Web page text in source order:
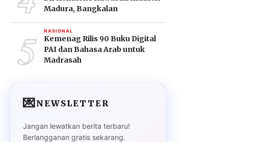
Madura, Bangkalan
5 NASIONAL
Kemenag Rilis 90 Buku Digital
PAI dan Bahasa Arab untuk
Madrasah
💌NEWSLETTER
Jangan lewatkan berita terbaru!
Berlangganan gratis sekarang.